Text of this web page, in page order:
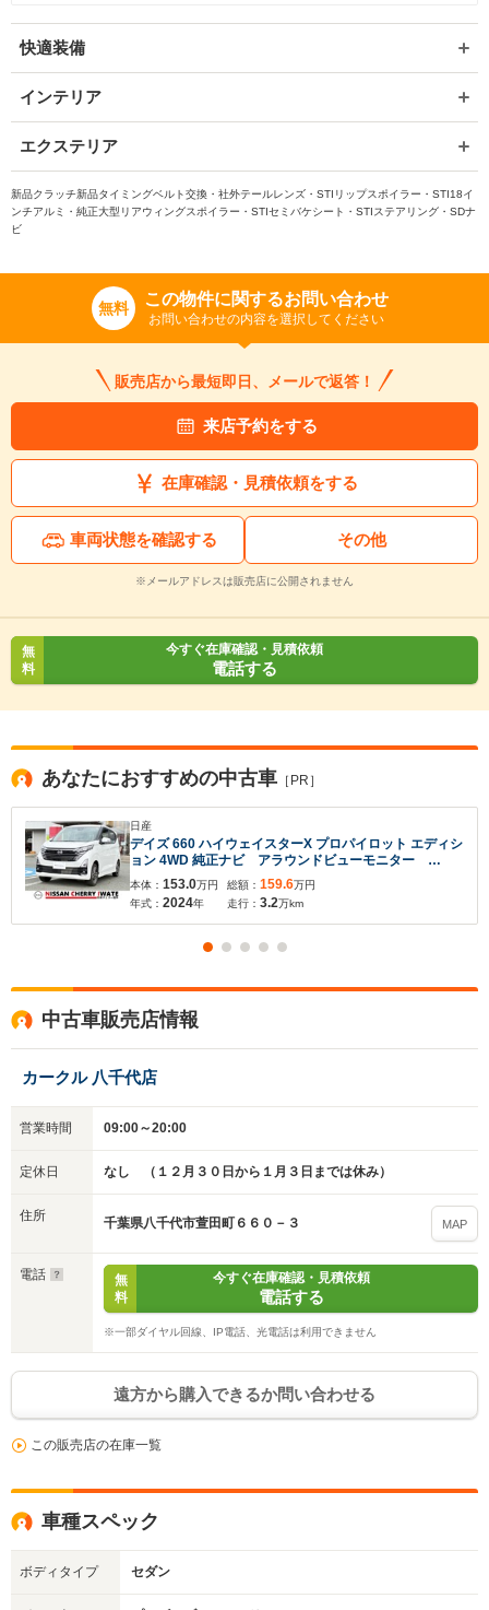
快適装備
インテリア
エクステリア
新品クラッチ新品タイミングベルト交換・社外テールレンズ・STIリップスポイラー・STI18イ
ンチアルミ・純正大型リアウィングスポイラー・STIセミバケシート・STIステアリング・SDナ
ビ
無料 この物件に関するお問い合わせ
お問い合わせの内容を選択してください
販売店から最短即日、メールで返答！
来店予約をする
在庫確認・見積依頼をする
車両状態を確認する その他
※メールアドレスは販売店に公開されません
無
料
今すぐ在庫確認・見積依頼
電話する
あなたにおすすめの中古車 ［PR］
日産
デイズ 660 ハイウェイスターX プロパイロット エディシ
ョン 4WD 純正ナビ アラウンドビューモニター
ETC シートヒーター エマージェンシーブレーキ
LEDライト フロントフォグライト 禁煙車 寒冷地仕
様 1年間走行距離無制限保証
本体： 153.0万円
年式： 2024年
総額： 159.6万円
走行： 3.2万km
中古車販売店情報
カークル 八千代店
営業時間 09:00～20:00
定休日 なし （１２月３０日から１月３日までは休み）
住所 千葉県八千代市萱田町６６０－３ MAP
電話
無
料
今すぐ在庫確認・見積依頼
電話する
※一部ダイヤル回線、IP電話、光電話は利用できません
遠方から購入できるか問い合わせる
この販売店の在庫一覧
車種スペック
ボディタイプ セダン
※次回問い合わせをする際に自動入力されます
※保存された情報は90日で破棄されます
いいえ はい